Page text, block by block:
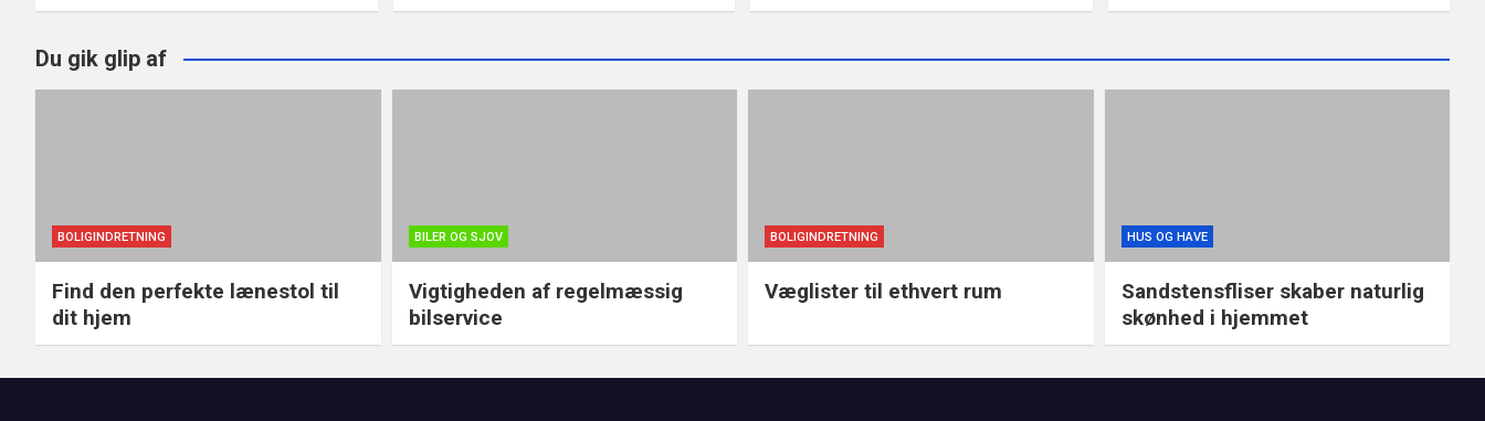
Du gik glip af
BOLIGINDRETNING
Find den perfekte lænestol til
dit hjem
BILER OG SJOV
Vigtigheden af regelmæssig
bilservice
BOLIGINDRETNING
Væglister til ethvert rum
HUS OG HAVE
Sandstensfliser skaber naturlig
skønhed i hjemmet